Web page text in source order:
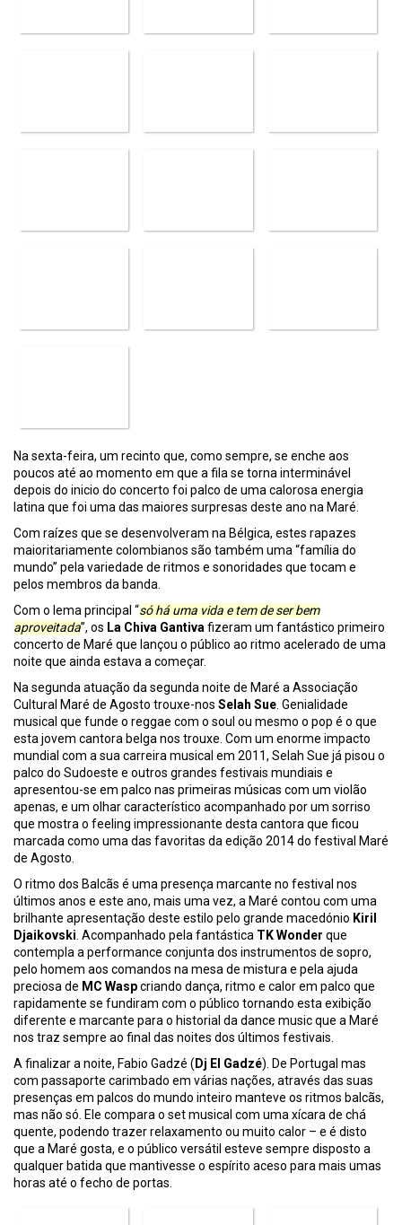
Na sexta-feira, um recinto que, como sempre, se enche aos
poucos até ao momento em que a fila se torna interminável
depois do inicio do concerto foi palco de uma calorosa energia
latina que foi uma das maiores surpresas deste ano na Maré.
Com raízes que se desenvolveram na Bélgica, estes rapazes
maioritariamente colombianos são também uma “família do
mundo” pela variedade de ritmos e sonoridades que tocam e
pelos membros da banda.
Com o lema principal “só há uma vida e tem de ser bem
aproveitada”, os La Chiva Gantiva fizeram um fantástico primeiro
concerto de Maré que lançou o público ao ritmo acelerado de uma
noite que ainda estava a começar.
Na segunda atuação da segunda noite de Maré a Associação
Cultural Maré de Agosto trouxe-nos Selah Sue . Genialidade
musical que funde o reggae com o soul ou mesmo o pop é o que
esta jovem cantora belga nos trouxe. Com um enorme impacto
mundial com a sua carreira musical em 2011, Selah Sue já pisou o
palco do Sudoeste e outros grandes festivais mundiais e
apresentou-se em palco nas primeiras músicas com um violão
apenas, e um olhar característico acompanhado por um sorriso
que mostra o feeling impressionante desta cantora que ficou
marcada como uma das favoritas da edição 2014 do festival Maré
de Agosto.
O ritmo dos Balcãs é uma presença marcante no festival nos
últimos anos e este ano, mais uma vez, a Maré contou com uma
brilhante apresentação deste estilo pelo grande macedónio Kiril
Djaikovski . Acompanhado pela fantástica TK Wonder que
contempla a performance conjunta dos instrumentos de sopro,
pelo homem aos comandos na mesa de mistura e pela ajuda
preciosa de MC Waspcriando dança, ritmo e calor em palco que
rapidamente se fundiram com o público tornando esta exibição
diferente e marcante para o historial da dance music que a Maré
nos traz sempre ao final das noites dos últimos festivais.
A finalizar a noite, Fabio Gadzé ( Dj El Gadzé). De Portugal mas
com passaporte carimbado em várias nações, através das suas
presenças em palcos do mundo inteiro manteve os ritmos balcãs,
mas não só. Ele compara o set musical com uma xícara de chá
quente, podendo trazer relaxamento ou muito calor – e é disto
que a Maré gosta, e o público versátil esteve sempre disposto a
qualquer batida que mantivesse o espírito aceso para mais umas
horas até o fecho de portas.